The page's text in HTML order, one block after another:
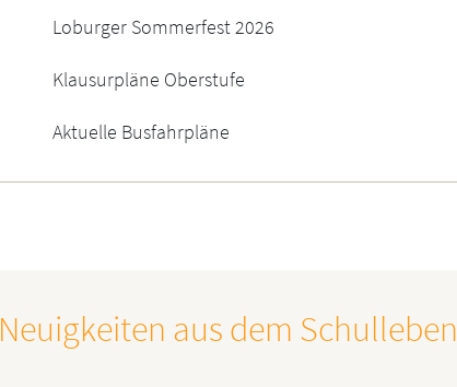
Loburger Sommerfest 2026
Klausurpläne Oberstufe
Aktuelle Busfahrpläne
Neuigkeiten aus dem Schulleben